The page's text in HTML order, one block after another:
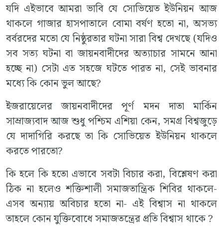
যদি এইভাবে আমরা ভাবি যে সোভিয়েত ইউনিয়ন আজ
থাকলে গাজার হাসপাতালে বোমা বর্ষণ হতো না, অসভ্য
বর্বরদের মতো যে নিষ্ঠুরতার ঘটনা সারা বিশ্ব দেখছে (যদিও
সব সত্য ঘটনা বা জায়নবাদীদের অত্যাচার সামনে আনা
হচ্ছে না) সেটা এত সহজে ঘটতে পারত না, সেই ভাবনার
মধ্যে কি কোন ভুল আছে?
ইজরায়েলের জায়নবাদীদের পূর্ণ মদন দাতা মার্কিন
সাম্রাজ্যবাদ আজ শুধু পশ্চিম এশিয়া কেন, সমগ্র বিশ্বজুড়ে
যে দাদাগিরি করছে তা কি সোভিয়েত ইউনিয়ন থাকলে
করতে পারতো?
কি হলে কি হতো এভাবে সবটা বিচার করা, বিশ্লেষণ করা
ঠিক না হলেও শক্তিশালী সমাজতান্ত্রিক শিবির থাকলে-
এসব অন্যায় অবিচার হতো না- এই বিশ্বাস না থাকলে
তাহলে কোন যুক্তিবোধে সমাজতন্ত্রের প্রতি বিশ্বাস থাকে ?